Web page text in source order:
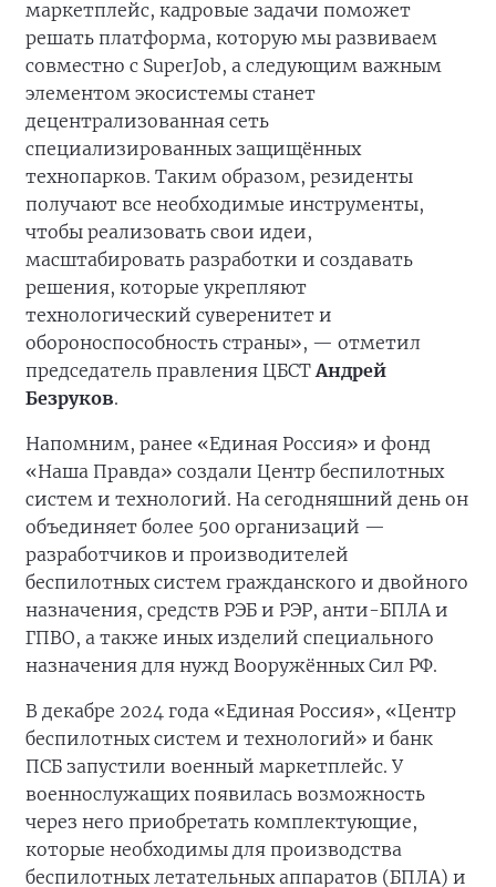
маркетплейс, кадровые задачи поможет
решать платформа, которую мы развиваем
совместно с SuperJob, а следующим важным
элементом экосистемы станет
децентрализованная сеть
специализированных защищённых
технопарков. Таким образом, резиденты
получают все необходимые инструменты,
чтобы реализовать свои идеи,
масштабировать разработки и создавать
решения, которые укрепляют
технологический суверенитет и
обороноспособность страны», — отметил
председатель правления ЦБСТАндрей
Безруков.
Напомним, ранее «Единая Россия» и фонд
«Наша Правда» создали Центр беспилотных
систем и технологий. На сегодняшний день он
объединяет более 500 организаций —
разработчиков и производителей
беспилотных систем гражданского и двойного
назначения, средств РЭБ и РЭР, анти-БПЛА и
ГПВО, а также иных изделий специального
назначения для нужд Вооружённых Сил РФ.
В декабре 2024 года «Единая Россия», «Центр
беспилотных систем и технологий» и банк
ПСБ запустили военный маркетплейс. У
военнослужащих появилась возможность
через него приобретать комплектующие,
которые необходимы для производства
беспилотных летательных аппаратов (БПЛА) и